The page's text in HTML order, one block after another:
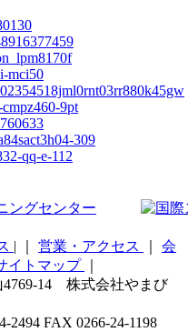
mci50
9pt
309
qq-e-112
| 営業・アクセス
会
イトマップ
14 株式会社やまび
FAX 0266-24-1198